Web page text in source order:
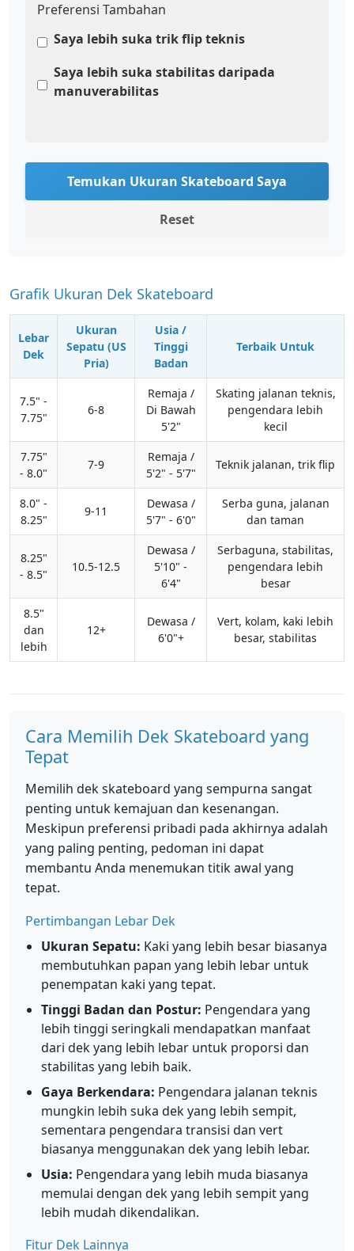
Preferensi Tambahan
Saya lebih suka trik flip teknis
Saya lebih suka stabilitas daripada
manuverabilitas
Temukan Ukuran Skateboard Saya
Reset
Grafik Ukuran Dek Skateboard
Lebar
Dek
Ukuran
Sepatu (US
Pria)
Usia /
Tinggi
Badan
Terbaik Untuk
7.5" -
7.75"
6-8
Remaja /
Di Bawah
5'2"
Skating jalanan teknis,
pengendara lebih
kecil
7.75"
- 8.0"
7-9
Remaja /
5'2" - 5'7"
Teknik jalanan, trik flip
8.0" -
8.25"
9-11
Dewasa /
5'7" - 6'0"
Serba guna, jalanan
dan taman
8.25"
- 8.5"
10.5-12.5
Dewasa /
5'10" -
6'4"
Serbaguna, stabilitas,
pengendara lebih
besar
8.5"
dan
lebih
12+
Dewasa /
6'0"+
Vert, kolam, kaki lebih
besar, stabilitas
Cara Memilih Dek Skateboard yang
Tepat
Memilih dek skateboard yang sempurna sangat
penting untuk kemajuan dan kesenangan.
Meskipun preferensi pribadi pada akhirnya adalah
yang paling penting, pedoman ini dapat
membantu Anda menemukan titik awal yang
tepat.
Pertimbangan Lebar Dek
Ukuran Sepatu: Kaki yang lebih besar biasanya
membutuhkan papan yang lebih lebar untuk
penempatan kaki yang tepat.
Tinggi Badan dan Postur: Pengendara yang
lebih tinggi seringkali mendapatkan manfaat
dari dek yang lebih lebar untuk proporsi dan
stabilitas yang lebih baik.
Gaya Berkendara: Pengendara jalanan teknis
mungkin lebih suka dek yang lebih sempit,
sementara pengendara transisi dan vert
biasanya menggunakan dek yang lebih lebar.
Usia: Pengendara yang lebih muda biasanya
memulai dengan dek yang lebih sempit yang
lebih mudah dikendalikan.
Fitur Dek Lainnya